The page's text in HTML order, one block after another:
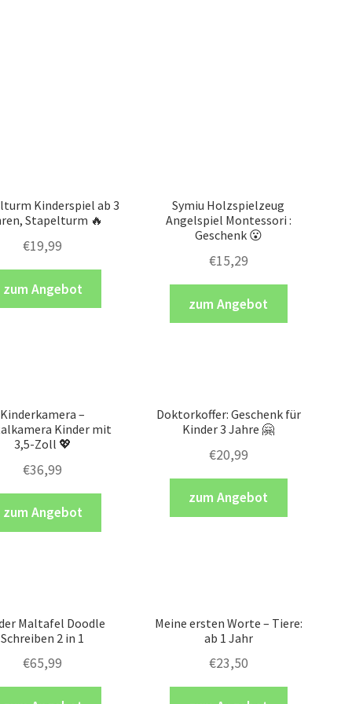
Kinderspiel ab 3
Stapelturm 🔥
€19,99
zum Angebot
Symiu Holzspielzeug
Angelspiel Montessori :
Geschenk 😮
€15,29
zum Angebot
Kinderkamera –
Kinder mit
3,5-Zoll 💖
€36,99
zum Angebot
Doktorkoffer: Geschenk für
Kinder 3 Jahre 🤗
€20,99
zum Angebot
Maltafel Doodle
Schreiben 2 in 1
€65,99
Meine ersten Worte – Tiere:
ab 1 Jahr
€23,50